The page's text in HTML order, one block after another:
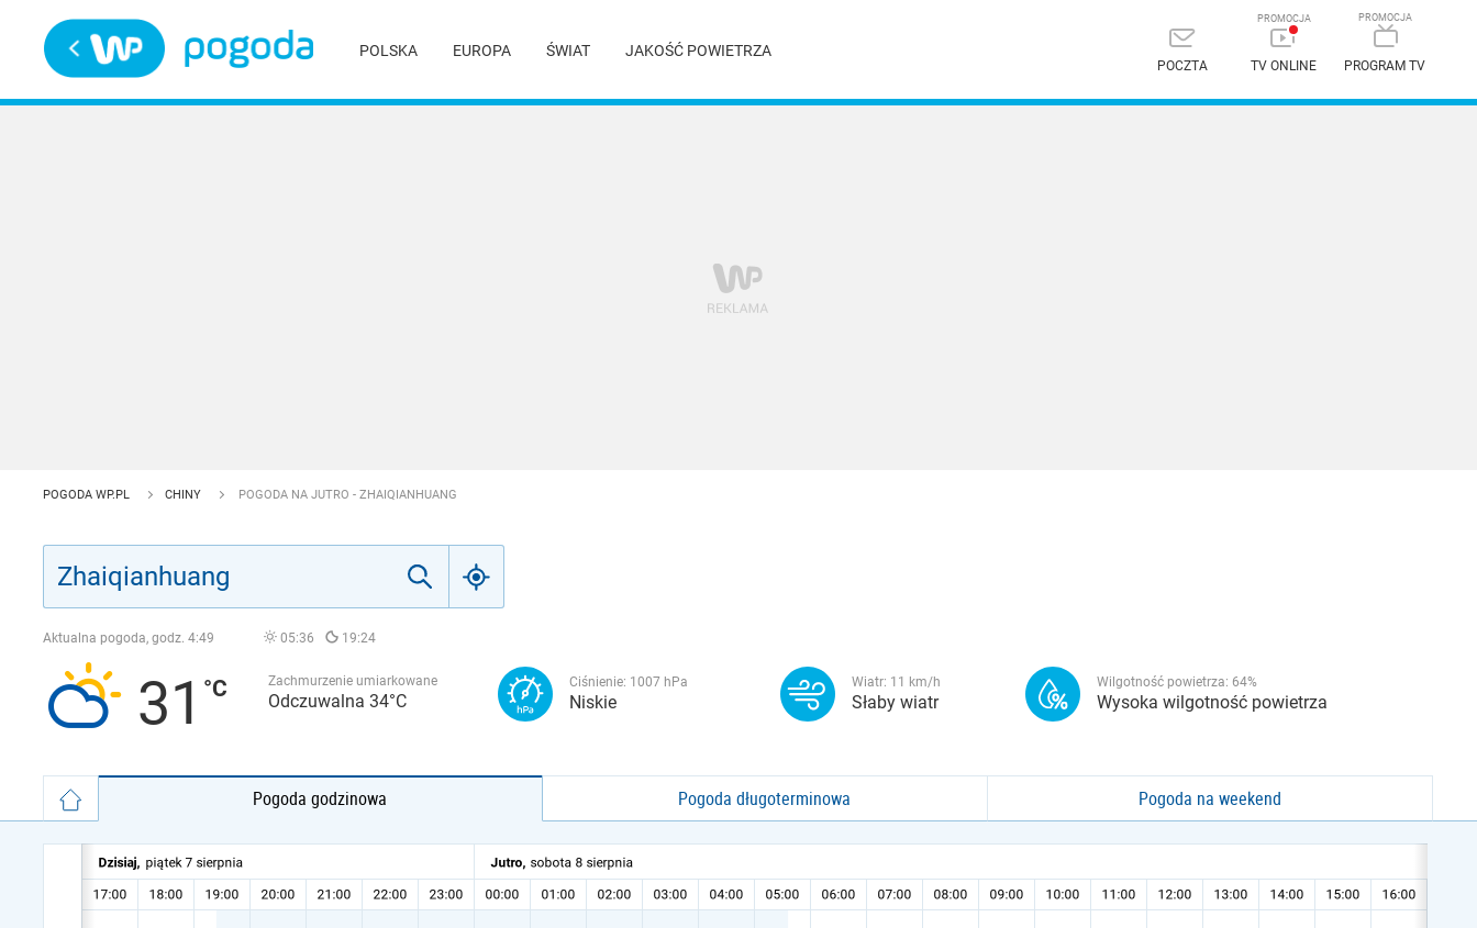
POLSKA EUROPA ŚWIAT JAKOŚĆ POWIETRZA
POCZTA TV ONLINE PROGRAM TV
POGODA WP.PL CHINY POGODA NA JUTRO - ZHAIQIANHUANG
Aktualna pogoda, godz. 4:49 05:36 19:24
31 Zachmurzenie umiarkowane
Odczuwalna 34°C
Ciśnienie: 1007 hPa
Niskie
Wiatr: 11 km/h
Słaby wiatr
Wilgotność powietrza: 64%
Wysoka wilgotność powietrza
Pogoda godzinowa Pogoda długoterminowa Pogoda na weekend